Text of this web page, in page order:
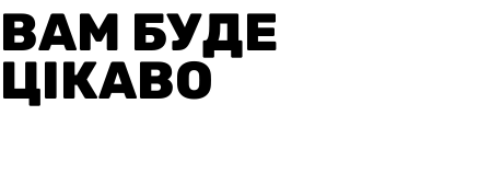
ВАМ БУДЕ
ЦІКАВО